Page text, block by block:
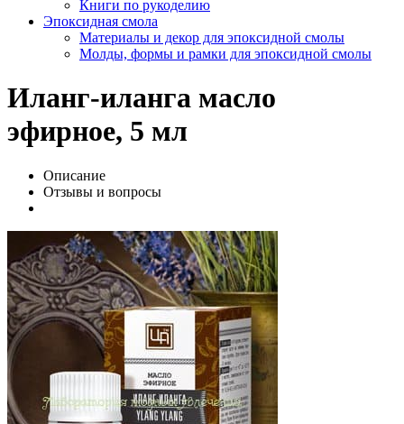
Книги по рукоделию
Эпоксидная смола
Материалы и декор для эпоксидной смолы
Молды, формы и рамки для эпоксидной смолы
Иланг-иланга масло
эфирное, 5 мл
Описание
Отзывы и вопросы